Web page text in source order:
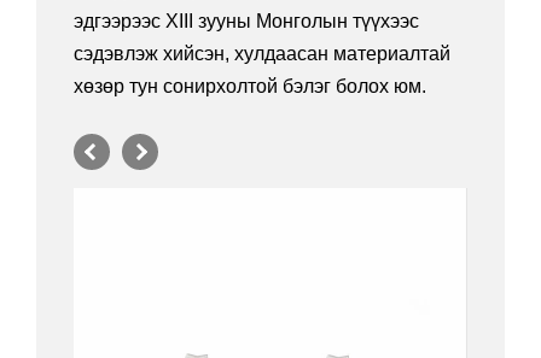
эдгээрээс XIII зууны Монголын түүхээс
сэдэвлэж хийсэн, хулдаасан материалтай
хөзөр тун сонирхолтой бэлэг болох юм.